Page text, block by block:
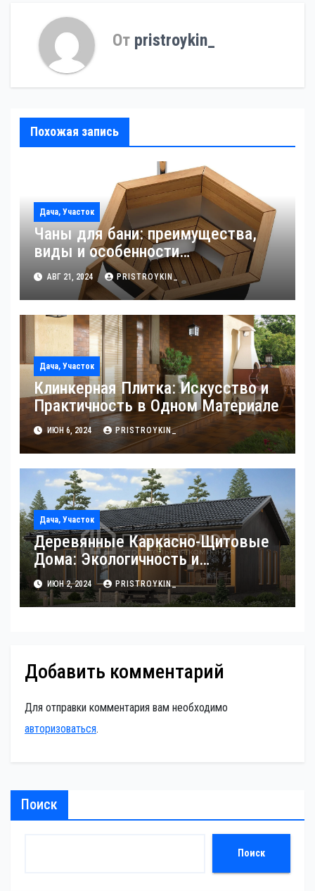
От pristroykin_
Похожая запись
Дача, Участок
Чаны для бани: преимущества,
виды и особенности
использования
АВГ 21, 2024 PRISTROYKIN_
Дача, Участок
Клинкерная Плитка: Искусство и
Практичность в Одном Материале
ИЮН 6, 2024 PRISTROYKIN_
Дача, Участок
Деревянные Каркасно-Щитовые
Дома: Экологичность и
Практичность
ИЮН 2, 2024 PRISTROYKIN_
Добавить комментарий
Для отправки комментария вам необходимо
авторизоваться.
Поиск
Поиск